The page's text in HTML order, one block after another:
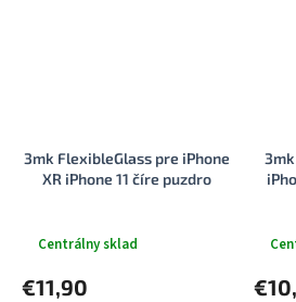
3mk FlexibleGlass pre iPhone
XR iPhone 11 číre puzdro
Centrálny sklad
€11,90